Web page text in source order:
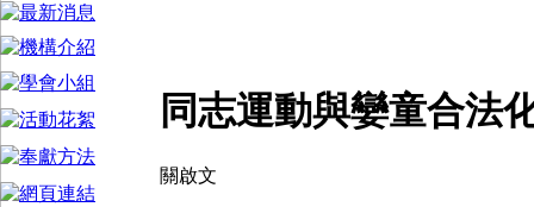
同志運動與孌童合法
關啟文